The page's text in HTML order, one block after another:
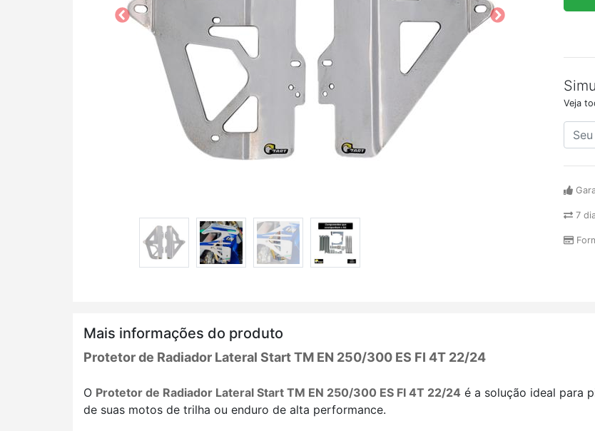
Veja
7
Mais informações do produto
Protetor de Radiador Lateral Start TM EN 250/300 ES FI 4T 22/24
O Protetor de Radiador Lateral Start TM EN 250/300 ES FI 4T 22/24 é a solução ideal para
de suas motos de trilha ou enduro de alta performance.